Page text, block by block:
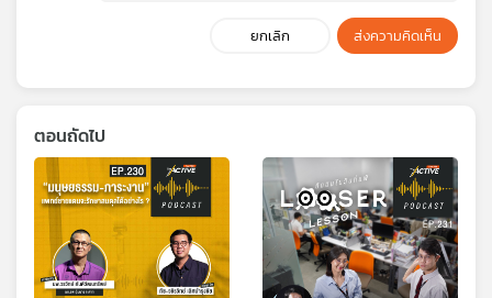
ยกเลิก ส่งความคิดเห็น
ตอนถัดไป